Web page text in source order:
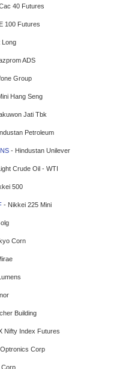
40 Futures
100 Futures
Long
ADS
Group
Hang Seng
Jati Tbk
Petroleum
- Hindustan Unilever
Crude Oil - WTI
500
- Nikkei 225 Mini
Corn
Building
Nifty Index Futures
Corp
Corp